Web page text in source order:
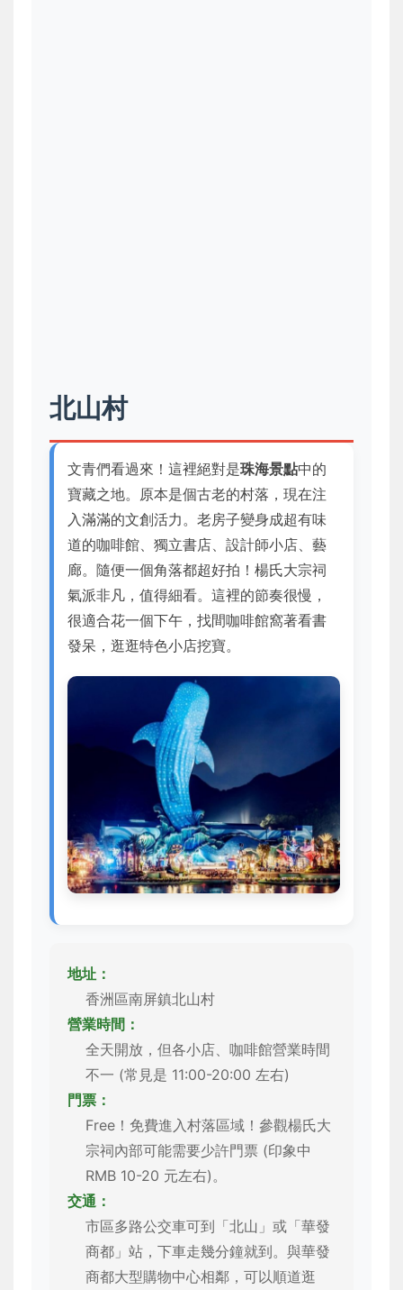
北山村
文青們看過來！這裡絕對是珠海景點中的
寶藏之地。原本是個古老的村落，現在注
入滿滿的文創活力。老房子變身成超有味
道的咖啡館、獨立書店、設計師小店、藝
廊。隨便一個角落都超好拍！楊氏大宗祠
氣派非凡，值得細看。這裡的節奏很慢，
很適合花一個下午，找間咖啡館窩著看書
發呆，逛逛特色小店挖寶。
地址：
香洲區南屏鎮北山村
營業時間：
全天開放，但各小店、咖啡館營業時間
不一 (常見是 11:00-20:00 左右)
門票：
Free！免費進入村落區域！參觀楊氏大
宗祠內部可能需要少許門票 (印象中
RMB 10-20 元左右)。
交通：
市區多路公交車可到「北山」或「華發
商都」站，下車走幾分鐘就到。與華發
商都大型購物中心相鄰，可以順道逛